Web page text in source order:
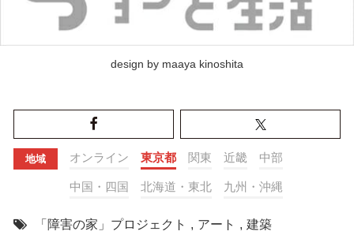
design by maaya kinoshita
地域 オンライン 東京都 関東 近畿 中部
中国・四国 北海道・東北 九州・沖縄
「障害の家」プロジェクト , アート , 建築